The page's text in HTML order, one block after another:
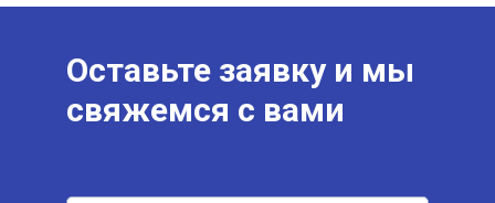
Оставьте заявку и мы
свяжемся с вами